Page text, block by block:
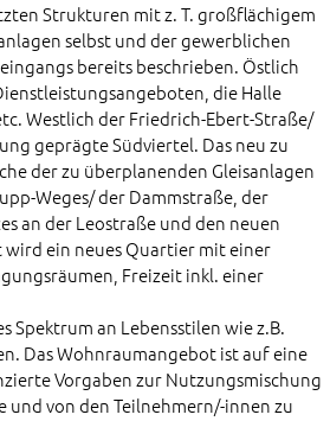
Strukturen mit z. T. großflächigem
selbst und der gewerblichen
bereits beschrieben. Östlich
die Halle
Westlich der Friedrich-Ebert-Straße/
geprägte Südviertel. Das neu zu
der zu überplanenden Gleisanlagen
Weges/ der Dammstraße, der
an der Leostraße und den neuen
ein neues Quartier mit einer
Freizeit inkl. einer
Spektrum an Lebensstilen wie z.B.
Das Wohnraumangebot ist auf eine
Vorgaben zur Nutzungsmischung
von den Teilnehmern/-innen zu